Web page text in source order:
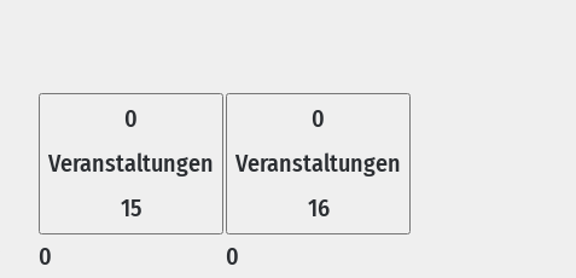
0
Veranstaltungen
15
0
0
Veranstaltungen
16
0